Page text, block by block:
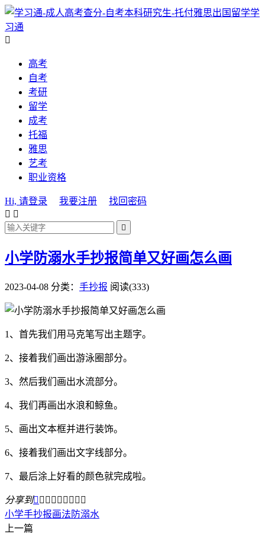
学
习通

高考
自考
考研
留学
成考
托福
雅思
艺考
职业资格
Hi, 请登录 我要注册
找回密码
 

小学防溺水手抄报简单又好画怎么画
2023-04-08 分类： 手抄报 阅读(333)
1、首先我们用马克笔写出主题字。
2、接着我们画出游泳圈部分。
3、然后我们画出水流部分。
4、我们再画出水浪和鲸鱼。
5、画出文本框并进行装饰。
6、接着我们画出文字线部分。
7、最后涂上好看的颜色就完成啦。
分享到        
小学手抄报画法 防溺水
上一篇